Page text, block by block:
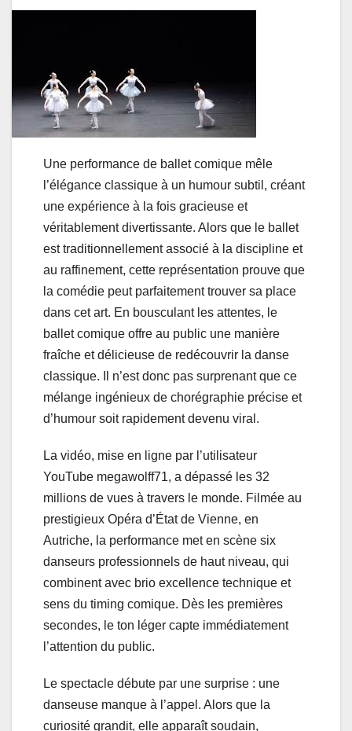
Une performance de ballet comique mêle
l’élégance classique à un humour subtil, créant
une expérience à la fois gracieuse et
véritablement divertissante. Alors que le ballet
est traditionnellement associé à la discipline et
au raffinement, cette représentation prouve que
la comédie peut parfaitement trouver sa place
dans cet art. En bousculant les attentes, le
ballet comique offre au public une manière
fraîche et délicieuse de redécouvrir la danse
classique. Il n’est donc pas surprenant que ce
mélange ingénieux de chorégraphie précise et
d’humour soit rapidement devenu viral.
La vidéo, mise en ligne par l’utilisateur
YouTube megawolff71, a dépassé les 32
millions de vues à travers le monde. Filmée au
prestigieux Opéra d’État de Vienne, en
Autriche, la performance met en scène six
danseurs professionnels de haut niveau, qui
combinent avec brio excellence technique et
sens du timing comique. Dès les premières
secondes, le ton léger capte immédiatement
l’attention du public.
Le spectacle débute par une surprise : une
danseuse manque à l’appel. Alors que la
curiosité grandit, elle apparaît soudain,